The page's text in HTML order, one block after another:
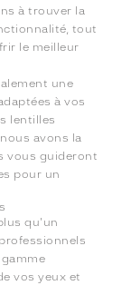
à trouver la
tout
le meilleur
une
à vos
lentilles
avons la
vous guideront
pour un
qu'un
vos yeux et